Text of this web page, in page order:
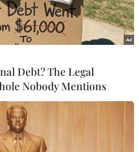
Debt? The Legal
Nobody Mentions